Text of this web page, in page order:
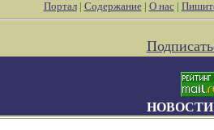
Портал| Содержание| О нас|